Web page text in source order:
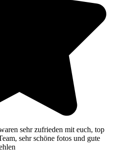
sehr zufrieden mit euch, top
sehr schöne fotos und gute